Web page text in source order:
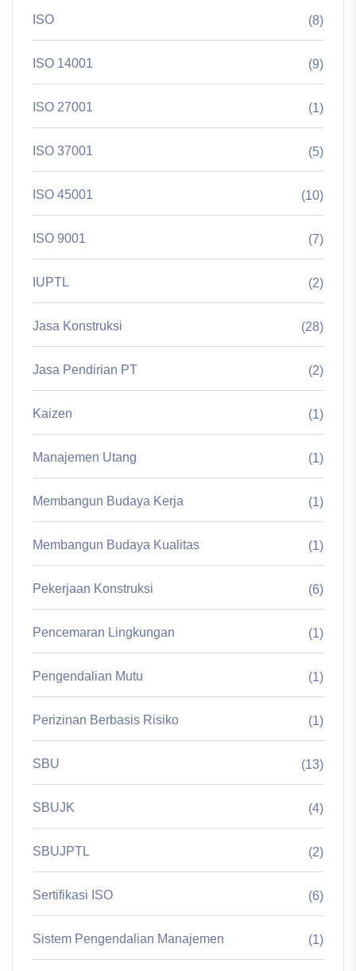
ISO (8)
ISO 14001 (9)
ISO 27001 (1)
ISO 37001 (5)
ISO 45001 (10)
ISO 9001 (7)
IUPTL (2)
Jasa Konstruksi (28)
Jasa Pendirian PT (2)
Kaizen (1)
Manajemen Utang (1)
Membangun Budaya Kerja (1)
Membangun Budaya Kualitas (1)
Pekerjaan Konstruksi (6)
Pencemaran Lingkungan (1)
Pengendalian Mutu (1)
Perizinan Berbasis Risiko (1)
SBU (13)
SBUJK (4)
SBUJPTL (2)
Sertifikasi ISO (6)
Sistem Pengendalian Manajemen (1)